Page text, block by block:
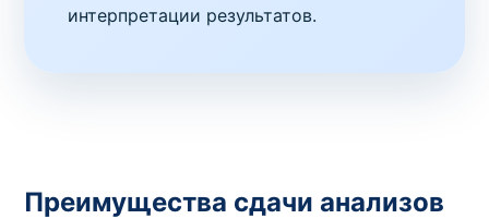
интерпретации результатов.
Преимущества сдачи анализов